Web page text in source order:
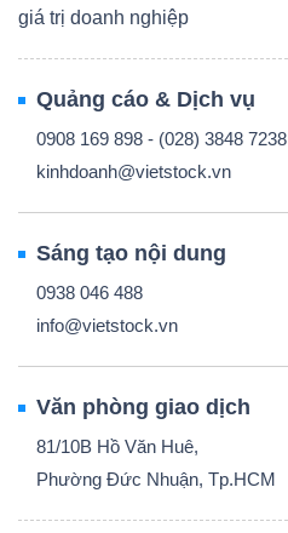
giá trị doanh nghiệp
Quảng cáo & Dịch vụ
0908 169 898 - (028) 3848 7238
kinhdoanh@vietstock.vn
Sáng tạo nội dung
0938 046 488
info@vietstock.vn
Văn phòng giao dịch
81/10B Hồ Văn Huê,
Phường Đức Nhuận, Tp.HCM